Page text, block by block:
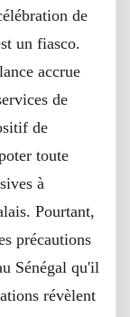
de
un fiasco.
accrue
de
de
toute
à
Pourtant,
précautions
Sénégal qu'il
révèlent